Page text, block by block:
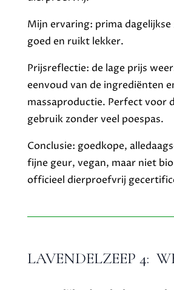
Mijn ervaring: prima dagelijkse
goed en ruikt lekker.
Prijsreflectie: de lage prijs
eenvoud van de ingrediënten
massaproductie. Perfect voor
gebruik zonder veel poespas.
Conclusie: goedkope,
fijne geur, vegan, maar niet
officieel dierproefvrij
LAVENDELZEEP 4: